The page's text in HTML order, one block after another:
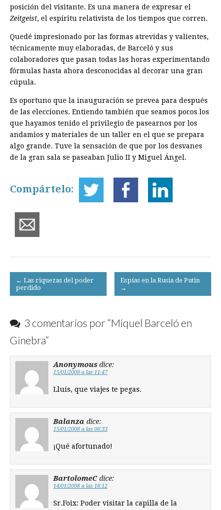
posición del visitante. Es una manera de expresar el
Zeitgeist, el espíritu relativista de los tiempos que corren.
Quedé impresionado por las formas atrevidas y valientes,
técnicamente muy elaboradas, de Barceló y sus
colaboradores que pasan todas las horas experimentando
fórmulas hasta ahora desconocidas al decorar una gran
cúpula.
Es oportuno que la inauguración se prevea para después
de las elecciones. Entiendo también que seamos pocos los
que hayamos tenido el privilegio de pasearnos por los
andamios y materiales de un taller en el que se prepara
algo grande. Tuve la sensación de que por los desvanes
de la gran sala se paseaban Julio II y Miguel Ángel.
Compártelo:
Post
navigation
← Las riquezas del poder
perdido
Espías en la Rusia de Putin
→
3 comentarios por “Miquel Barceló en
Ginebra”
Anonymous dice:
15/01/2008 a las 11:47
Lluís, que viajes te pegas.
Balanza dice:
15/01/2008 a las 08:33
¡Qué afortunado!
BartolomeC dice:
14/01/2008 a las 18:12
Sr.Foix: Poder visitar la capilla de la